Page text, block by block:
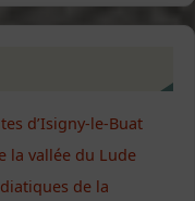
d’Isigny-le-Buat
la vallée du Lude
de la